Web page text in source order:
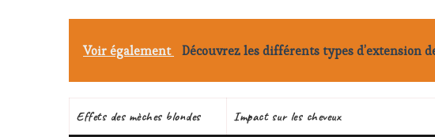
Voir également Découvrez les différents types d’extension
Effets des mèches blondes Impact sur les cheveux